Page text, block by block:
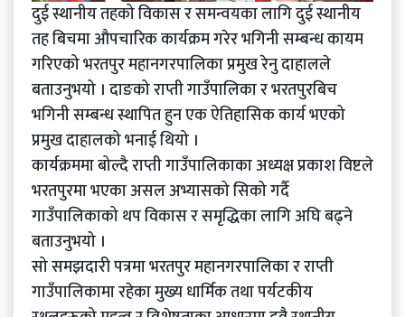
दुई स्थानीय तहको विकास र समन्वयका लागि दुई स्थानीय
तह बिचमा औपचारिक कार्यक्रम गरेर भगिनी सम्बन्ध कायम
गरिएको भरतपुर महानगरपालिका प्रमुख रेनु दाहालले
बताउनुभयो । दाङको राप्ती गाउँपालिका र भरतपुरबिच
भगिनी सम्बन्ध स्थापित हुन एक ऐतिहासिक कार्य भएको
प्रमुख दाहालको भनाई थियो ।
कार्यक्रममा बोल्दै राप्ती गाउँपालिकाका अध्यक्ष प्रकाश विष्टले
भरतपुरमा भएका असल अभ्यासको सिको गर्दै
गाउँपालिकाको थप विकास र समृद्धिका लागि अघि बढ्ने
बताउनुभयो ।
सो समझदारी पत्रमा भरतपुर महानगरपालिका र राप्ती
गाउँपालिकामा रहेका मुख्य धार्मिक तथा पर्यटकीय